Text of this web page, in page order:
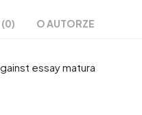
(0) O AUTORZE
essay matura